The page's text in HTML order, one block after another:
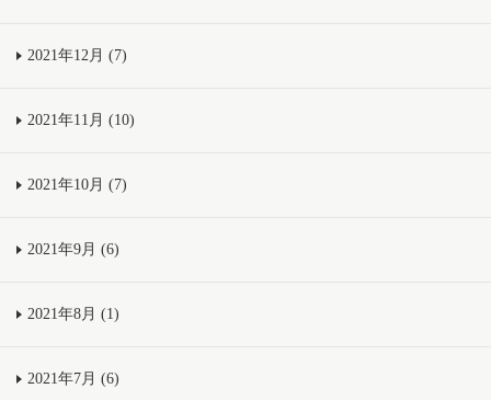
2021年12月 (7)
2021年11月 (10)
2021年10月 (7)
2021年9月 (6)
2021年8月 (1)
2021年7月 (6)